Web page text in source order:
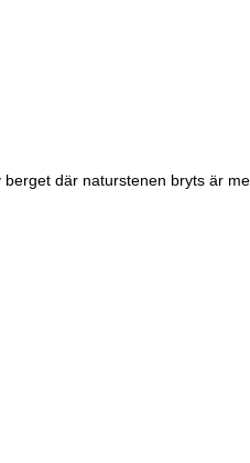
där naturstenen bryts är